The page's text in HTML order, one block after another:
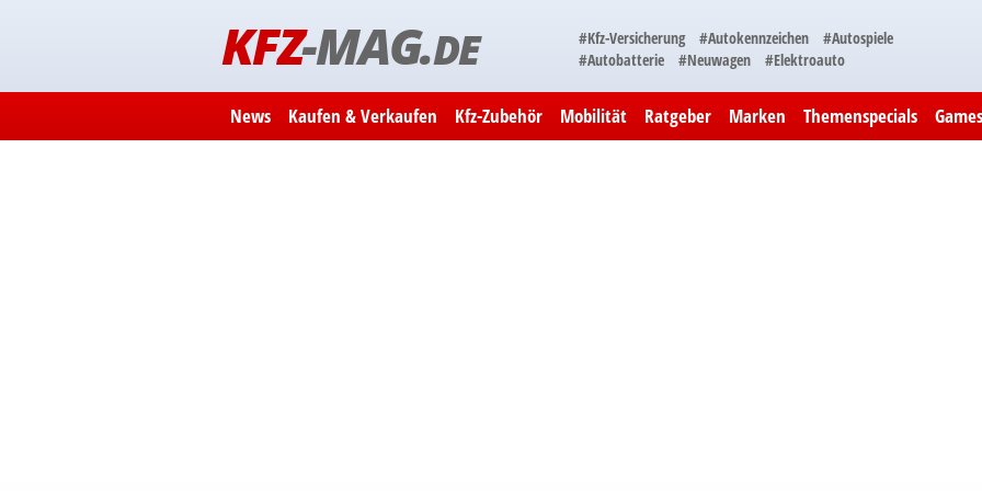
KFZ-MAG.DE #Kfz-Versicherung #Autokennzeichen
#Autospiele
#Autobatterie
#Neuwagen #Elektroauto
News Kaufen & Verkaufen Kfz-Zubehör Mobilität Ratgeber Marken Themenspecials Games